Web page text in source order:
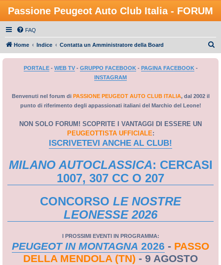
Passione Peugeot Auto Club Italia - FORUM
FAQ
Home Indice Contatta un Amministratore della Board
PORTALE- WEB TV- GRUPPO FACEBOOK- PAGINA FACEBOOK-
INSTAGRAM
Benvenuti nel forum di PASSIONE PEUGEOT AUTO CLUB ITALIA, dal 2002 il
punto di riferimento degli appassionati italiani del Marchio del Leone!
NON SOLO FORUM! SCOPRITE I VANTAGGI DI ESSERE UN
PEUGEOTTISTA UFFICIALE:
ISCRIVETEVI ANCHE AL CLUB!
MILANO AUTOCLASSICA: CERCASI
1007, 307 CC O 207
CONCORSO LE NOSTRE
LEONESSE 2026
I PROSSIMI EVENTI IN PROGRAMMA:
PEUGEOT IN MONTAGNA 2026 - PASSO
DELLA MENDOLA (TN) - 9 AGOSTO